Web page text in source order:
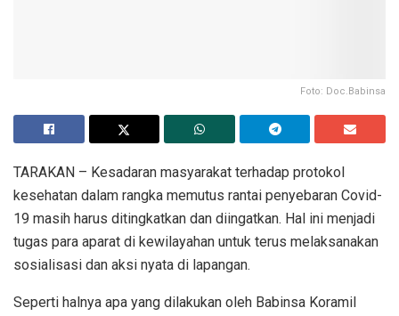
Foto: Doc.Babinsa
TARAKAN – Kesadaran masyarakat terhadap protokol
kesehatan dalam rangka memutus rantai penyebaran Covid-
19 masih harus ditingkatkan dan diingatkan. Hal ini menjadi
tugas para aparat di kewilayahan untuk terus melaksanakan
sosialisasi dan aksi nyata di lapangan.
Seperti halnya apa yang dilakukan oleh Babinsa Koramil